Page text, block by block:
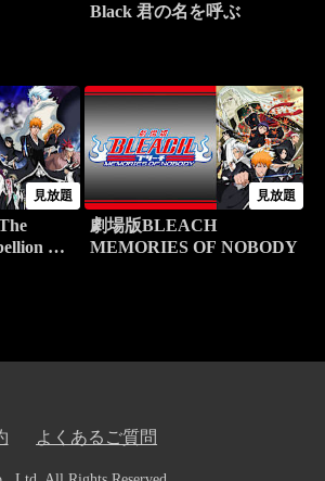
Black 君の名を呼ぶ
見放題
も
見放題
劇場版BLEACH
MEMORIES OF NOBODY
よくあるご質問